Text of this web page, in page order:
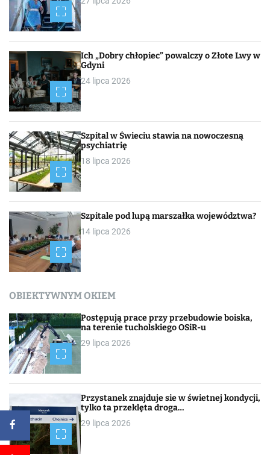
Ich „Dobry chłopiec” powalczy o Złote Lwy w
Gdyni
24 lipca 2026
Szpital w Świeciu stawia na nowoczesną
psychiatrię
18 lipca 2026
Szpitale pod lupą marszałka województwa?
14 lipca 2026
OBIEKTYWNYM OKIEM
Postępują prace przy przebudowie boiska,
na terenie tucholskiego OSiR-u
29 lipca 2026
Przystanek znajduje sie w świetnej kondycji,
tylko ta przeklęta droga…
29 lipca 2026